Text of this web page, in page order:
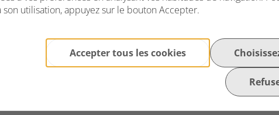
son utilisation, appuyez sur le bouton Accepter.
Accepter tous les cookies